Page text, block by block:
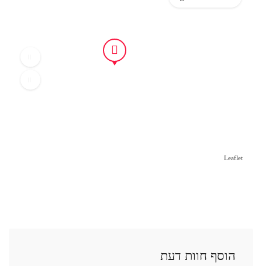
Leaflet
הוסף חוות דעת